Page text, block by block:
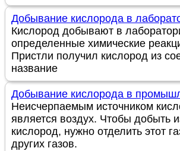
Добывание кислорода в
Кислород добывают в
определенные химические
Пристли получил кислород из
название
Добывание кислорода в
Неисчерпаемым источником
является воздух. Чтобы добыть
кислород, нужно отделить этот
других газов.